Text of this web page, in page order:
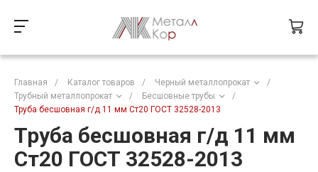
Главная / Каталог товаров / Черный металлопрокат
/
Трубный металлопрокат
/ Бесшовные трубы
/
Труба бесшовная г/д 11 мм Ст20 ГОСТ 32528-2013
Труба бесшовная г/д 11 мм
Ст20 ГОСТ 32528-2013